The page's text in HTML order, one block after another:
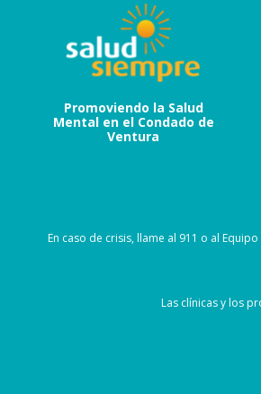
Promoviendo la Salud
Mental en el Condado de
Ventura
En caso de crisis, llame al 911 o al
Las clínicas y los